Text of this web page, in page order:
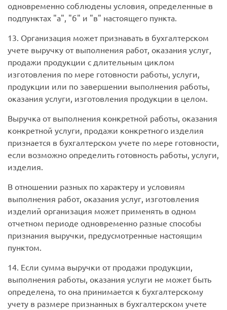
одновременно соблюдены условия, определенные в
подпунктах "а", "б" и "в" настоящего пункта.
13. Организация может признавать в бухгалтерском
учете выручку от выполнения работ, оказания услуг,
продажи продукции с длительным циклом
изготовления по мере готовности работы, услуги,
продукции или по завершении выполнения работы,
оказания услуги, изготовления продукции в целом.
Выручка от выполнения конкретной работы, оказания
конкретной услуги, продажи конкретного изделия
признается в бухгалтерском учете по мере готовности,
если возможно определить готовность работы, услуги,
изделия.
В отношении разных по характеру и условиям
выполнения работ, оказания услуг, изготовления
изделий организация может применять в одном
отчетном периоде одновременно разные способы
признания выручки, предусмотренные настоящим
пунктом.
14. Если сумма выручки от продажи продукции,
выполнения работы, оказания услуги не может быть
определена, то она принимается к бухгалтерскому
учету в размере признанных в бухгалтерском учете